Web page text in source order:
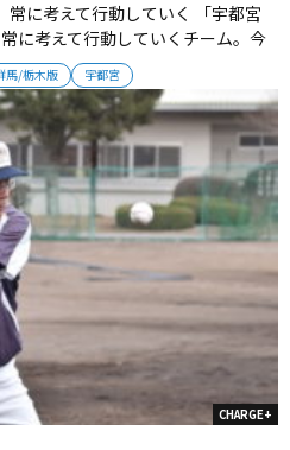
馬/栃木版 宇都宮
に考えて行動していく 「宇都宮
に考えて行動していくチーム。今
手陣はエース髙﨑一輝に次ぐ２枚
ベルを上げて、夏の甲子園を目指
CHARGE+